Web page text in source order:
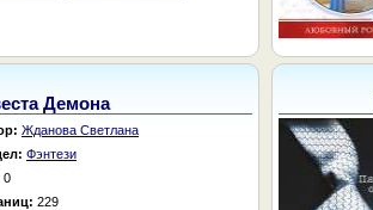
Демона
Жданова Светлана
Фэнтези
0
229